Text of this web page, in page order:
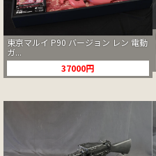
東京マルイ P90 バージョン レン 電動
ガ...
37000円